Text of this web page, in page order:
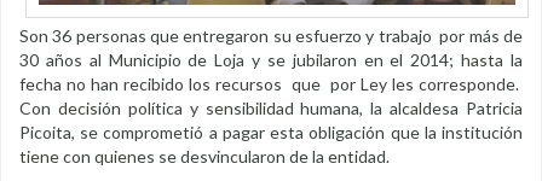
Son 36 personas que entregaron su esfuerzo y trabajo por más de
30 años al Municipio de Loja y se jubilaron en el 2014; hasta la
fecha no han recibido los recursos que por Ley les corresponde.
Con decisión política y sensibilidad humana, la alcaldesa Patricia
Picoita, se comprometió a pagar esta obligación que la institución
tiene con quienes se desvincularon de la entidad.